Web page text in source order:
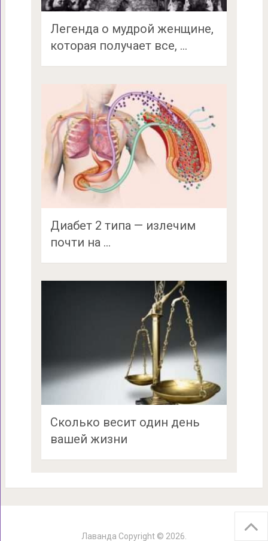
Легенда о мудрой женщине,
которая получает все, …
Диабет 2 типа — излечим
почти на …
Сколько весит один день
вашей жизни
Лаванда Copyright © 2026.